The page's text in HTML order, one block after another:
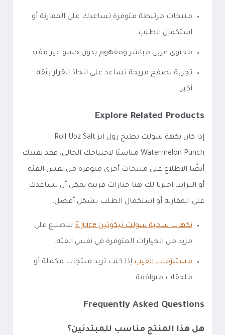
منتجات مرتبطة متوفرة تساعدك على المقارنة أو
استكمال الطلب.
محتوى عربي مباشر ومفهوم بدون حشو غير مفيد.
تجربة تصفح مريحة تساعد على اتخاذ القرار بثقة
أكبر.
Explore Related Products
إذا كان نكهة سولت بطيخ رول ابز Roll Upz Salt
Watermelon Punch مناسبًا لاحتياجك الحالي، فقد يفيدك
أيضًا الاطلاع على منتجات أخرى متوفرة من نفس الفئة
أو البراند. اخترنا لك هنا خيارات قريبة يمكن أن تساعدك
على المقارنة أو استكمال الطلب بشكل أفضل.
نكهات سحبة سولت نيكوتين E Juice
للاطلاع على
مزيد من الخيارات المتوفرة في نفس الفئة.
مستلزمات الفيب إذا كنت تريد منتجات مكملة أو
ملحقات متوافقة.
Frequently Asked Questions
هل هذا المنتج مناسب للمبتدئين؟